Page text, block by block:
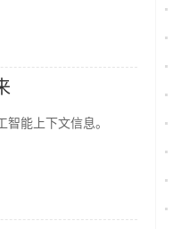
能上下文信息。